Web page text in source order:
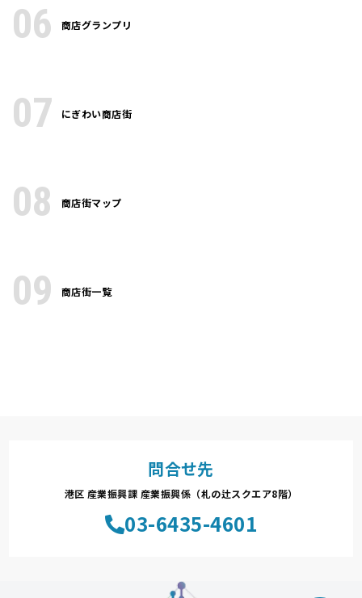
06 商店グランプリ
07 にぎわい商店街
08 商店街マップ
09 商店街一覧
問合せ先
港区 産業振興課 産業振興係（札の辻スクエア8階）
03-6435-4601